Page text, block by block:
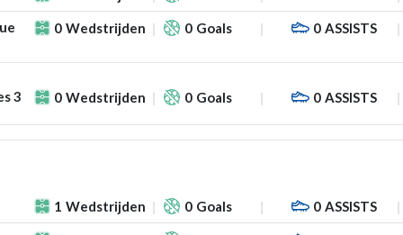
0 Wedstrijden 0 Goals 0 ASSISTS
3 0 Wedstrijden 0 Goals 0 ASSISTS
1 Wedstrijden 0 Goals 0 ASSISTS